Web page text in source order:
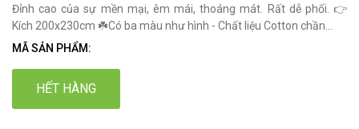
Đỉnh cao của sự mền mại, êm mái, thoáng mát. Rất dễ phối. 👉
Kích 200x230cm ☘️Có ba màu như hình - Chất liệu Cotton chần...
MÃ SẢN PHẨM:
HẾT HÀNG